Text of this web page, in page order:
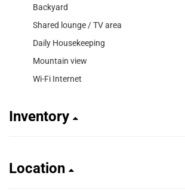
Backyard
Shared lounge / TV area
Daily Housekeeping
Mountain view
Wi-Fi Internet
Inventory
Location